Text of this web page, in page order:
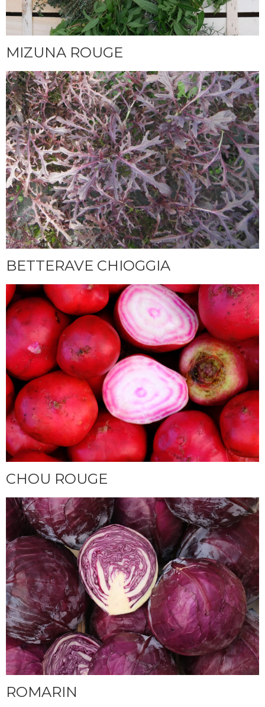
MIZUNA ROUGE
BETTERAVE CHIOGGIA
CHOU ROUGE
ROMARIN